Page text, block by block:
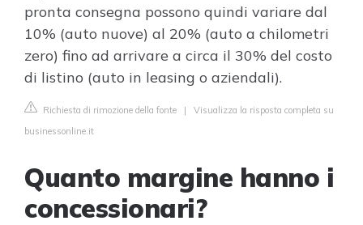
pronta consegna possono quindi variare dal
10% (auto nuove) al 20% (auto a chilometri
zero) fino ad arrivare a circa il 30% del costo
di listino (auto in leasing o aziendali).
Richiesta di rimozione della fonte | Visualizza la risposta completa su
businessonline.it
Quanto margine hanno i
concessionari?